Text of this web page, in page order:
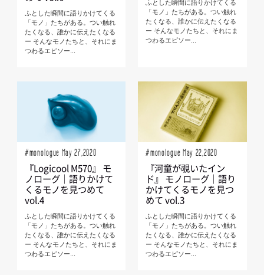
ふとした瞬間に語りかけてくる
「モノ」たちがある。つい触れ
たくなる、誰かに伝えたくなる
ー そんなモノたちと、それにま
つわるエピソー...
ふとした瞬間に語りかけてくる
「モノ」たちがある。つい触れ
たくなる、誰かに伝えたくなる
ー そんなモノたちと、それにま
つわるエピソー...
#monologue May 27,2020
『Logicool M570』 モ
ノローグ｜語りかけて
くるモノを見つめて
vol.4
ふとした瞬間に語りかけてくる
「モノ」たちがある。つい触れ
たくなる、誰かに伝えたくなる
ー そんなモノたちと、それにま
つわるエピソー...
#monologue May 22,2020
『河童が覗いたイン
ド』 モノローグ｜語り
かけてくるモノを見つ
めて vol.3
ふとした瞬間に語りかけてくる
「モノ」たちがある。つい触れ
たくなる、誰かに伝えたくなる
ー そんなモノたちと、それにま
つわるエピソー...